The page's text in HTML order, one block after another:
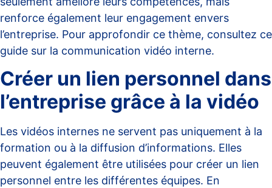
renforce également leur engagement envers
l’entreprise. Pour approfondir ce thème, consultez ce
guide sur la communication vidéo interne.
Créer un lien personnel dans
l’entreprise grâce à la vidéo
Les vidéos internes ne servent pas uniquement à la
formation ou à la diffusion d’informations. Elles
peuvent également être utilisées pour créer un lien
personnel entre les différentes équipes. En